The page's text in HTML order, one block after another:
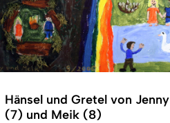
Hänsel und Gretel von Jenny
(7) und Meik (8)